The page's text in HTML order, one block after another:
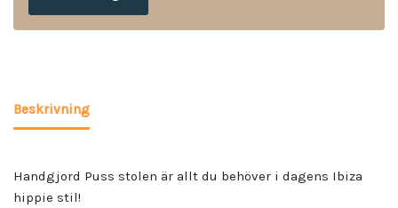
Beskrivning
Handgjord Puss stolen är allt du behöver i dagens Ibiza
hippie stil!